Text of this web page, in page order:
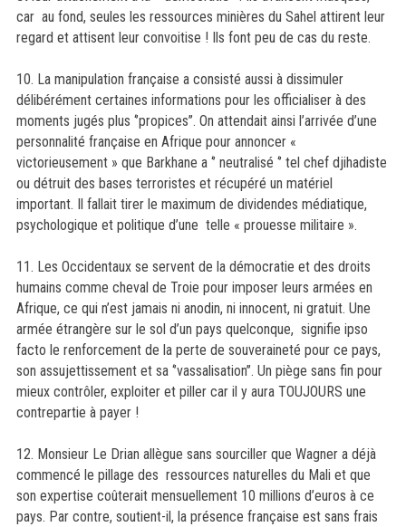
car au fond, seules les ressources minières du Sahel attirent leur
regard et attisent leur convoitise ! Ils font peu de cas du reste.
10. La manipulation française a consisté aussi à dissimuler
délibérément certaines informations pour les officialiser à des
moments jugés plus ‘’propices’’. On attendait ainsi l’arrivée d’une
personnalité française en Afrique pour annoncer «
victorieusement » que Barkhane a ‘’ neutralisé ‘’ tel chef djihadiste
ou détruit des bases terroristes et récupéré un matériel
important. Il fallait tirer le maximum de dividendes médiatique,
psychologique et politique d’une telle « prouesse militaire ».
11. Les Occidentaux se servent de la démocratie et des droits
humains comme cheval de Troie pour imposer leurs armées en
Afrique, ce qui n’est jamais ni anodin, ni innocent, ni gratuit. Une
armée étrangère sur le sol d’un pays quelconque, signifie ipso
facto le renforcement de la perte de souveraineté pour ce pays,
son assujettissement et sa ‘’vassalisation’’. Un piège sans fin pour
mieux contrôler, exploiter et piller car il y aura TOUJOURS une
contrepartie à payer !
12. Monsieur Le Drian allègue sans sourciller que Wagner a déjà
commencé le pillage des ressources naturelles du Mali et que
son expertise coûterait mensuellement 10 millions d’euros à ce
pays. Par contre, soutient-il, la présence française est sans frais